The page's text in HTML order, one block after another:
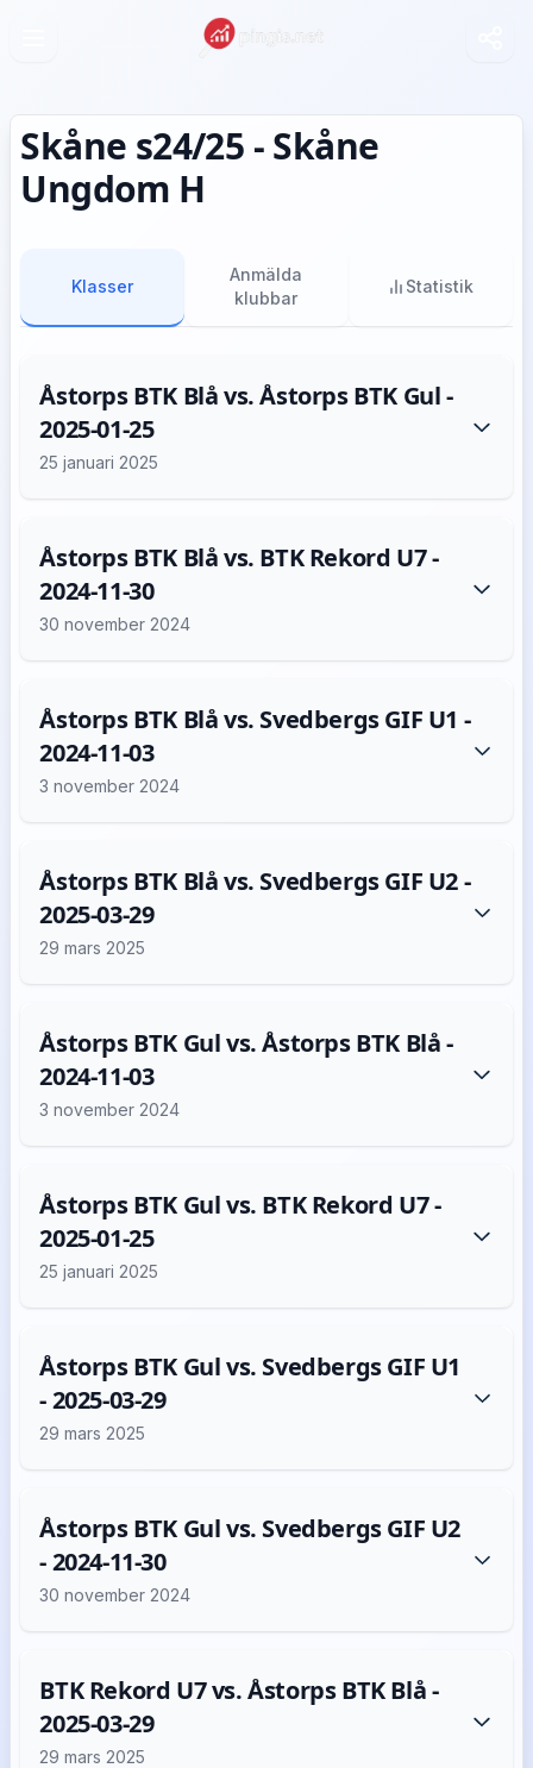
Skåne s24/25 - Skåne
Ungdom H
Klasser
Anmälda
klubbar
Statistik
Åstorps BTK Blå vs. Åstorps BTK Gul -
2025-01-25
25 januari 2025
Åstorps BTK Blå vs. BTK Rekord U7 -
2024-11-30
30 november 2024
Åstorps BTK Blå vs. Svedbergs GIF U1 -
2024-11-03
3 november 2024
Åstorps BTK Blå vs. Svedbergs GIF U2 -
2025-03-29
29 mars 2025
Åstorps BTK Gul vs. Åstorps BTK Blå -
2024-11-03
3 november 2024
Åstorps BTK Gul vs. BTK Rekord U7 -
2025-01-25
25 januari 2025
Åstorps BTK Gul vs. Svedbergs GIF U1
- 2025-03-29
29 mars 2025
Åstorps BTK Gul vs. Svedbergs GIF U2
- 2024-11-30
30 november 2024
BTK Rekord U7 vs. Åstorps BTK Blå -
2025-03-29
29 mars 2025